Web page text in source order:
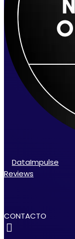
DataImpulse
Reviews
CONTACTO